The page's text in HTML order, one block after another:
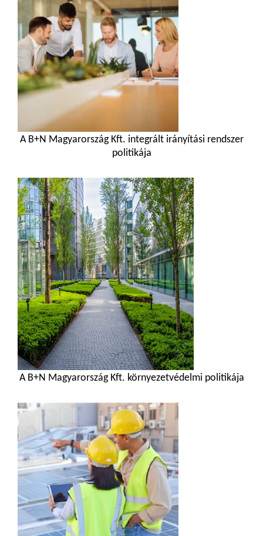
A B+N Magyarország Kft. integrált irányítási rendszer
politikája
A B+N Magyarország Kft. környezetvédelmi politikája